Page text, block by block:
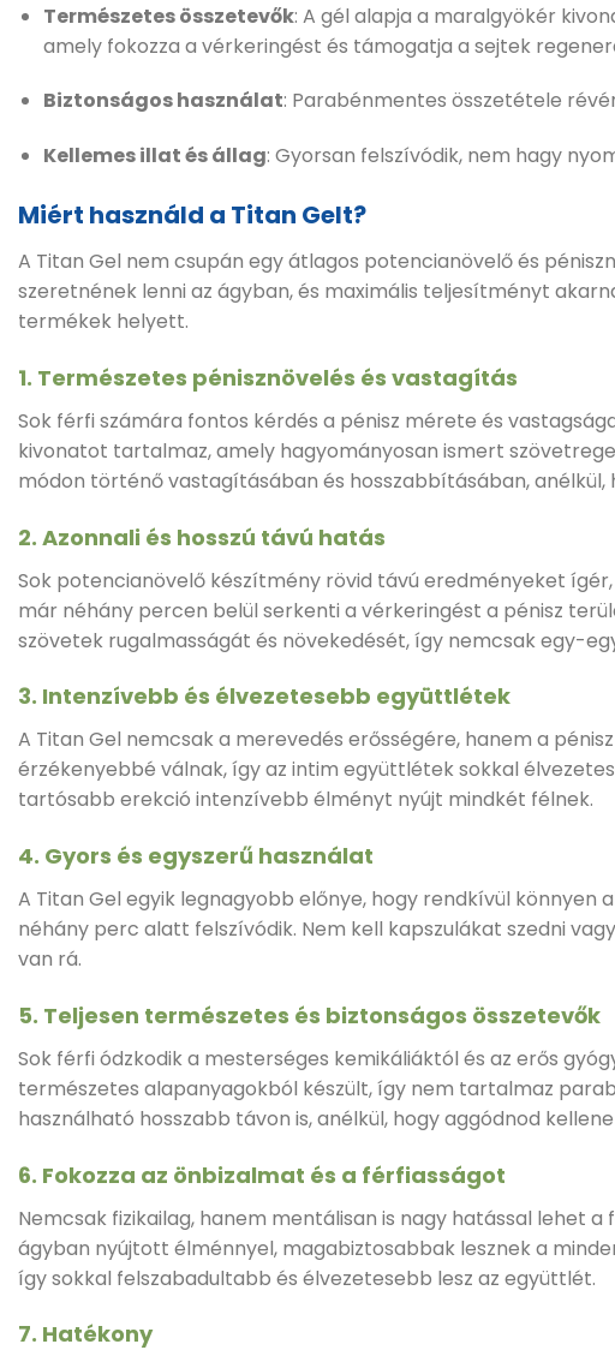
Természetes összetevők: A gél alapja a maralgyökér
amely fokozza a vérkeringést és támogatja a sejtek
Biztonságos használat: Parabénmentes összetétele
Kellemes illat és állag: Gyorsan felszívódik, nem hagy
Miért használd a Titan Gelt?
A Titan Gel nem csupán egy átlagos potencianövelő és
szeretnének lenni az ágyban, és maximális teljesítményt
termékek helyett.
1. Természetes pénisznövelés és vastagítás
Sok férfi számára fontos kérdés a pénisz mérete és
kivonatot tartalmaz, amely hagyományosan ismert
módon történő vastagításában és hosszabbításában,
2. Azonnali és hosszú távú hatás
Sok potencianövelő készítmény rövid távú eredményeket
már néhány percen belül serkenti a vérkeringést a pénisz
szövetek rugalmasságát és növekedését, így nemcsak egy-
3. Intenzívebb és élvezetesebb együttlétek
A Titan Gel nemcsak a merevedés erősségére, hanem a
érzékenyebbé válnak, így az intim együttlétek sokkal
tartósabb erekció intenzívebb élményt nyújt mindkét félnek.
4. Gyors és egyszerű használat
A Titan Gel egyik legnagyobb előnye, hogy rendkívül könnyen
néhány perc alatt felszívódik. Nem kell kapszulákat szedni
van rá.
5. Teljesen természetes és biztonságos összetevők
Sok férfi ódzkodik a mesterséges kemikáliáktól és az erős
természetes alapanyagokból készült, így nem tartalmaz
használható hosszabb távon is, anélkül, hogy aggódnod
6. Fokozza az önbizalmat és a férfiasságot
Nemcsak fizikailag, hanem mentálisan is nagy hatással lehet
ágyban nyújtott élménnyel, magabiztosabbak lesznek a
így sokkal felszabadultabb és élvezetesebb lesz az együttlét.
7. Hatékony